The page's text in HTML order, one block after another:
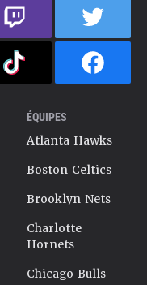
ÉQUIPES
Atlanta Hawks
Boston Celtics
Brooklyn Nets
Charlotte
Hornets
Chicago Bulls